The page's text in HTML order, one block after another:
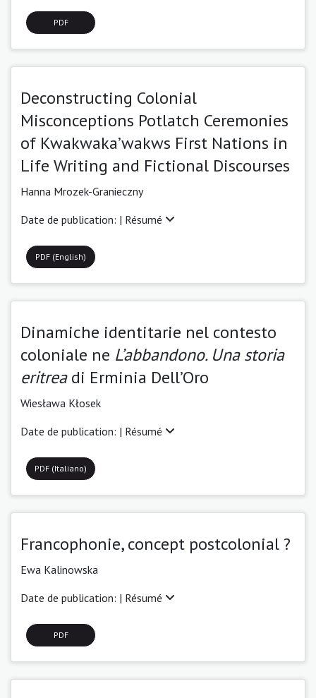
PDF
Deconstructing Colonial
Misconceptions Potlatch Ceremonies
of Kwakwaka’wakws First Nations in
Life Writing and Fictional Discourses
Hanna Mrozek-Granieczny
Date de publication: | Résumé
PDF (English)
Dinamiche identitarie nel contesto
coloniale ne L’abbandono. Una storia
eritreadi Erminia Dell’Oro
Wiesława Kłosek
Date de publication: | Résumé
PDF (Italiano)
Francophonie, concept postcolonial ?
Ewa Kalinowska
Date de publication: | Résumé
PDF